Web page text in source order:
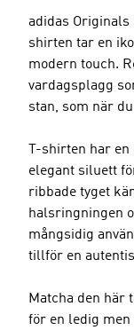
adidas Originals
shirten tar en
modern touch.
vardagsplagg
stan, som när
T-shirten har
elegant siluett
ribbade tyget
halsringningen
mångsidig
tillför en
Matcha den här
för en ledig